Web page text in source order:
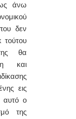
άνω
δεν
θα
και
εις
αυτό ο
της